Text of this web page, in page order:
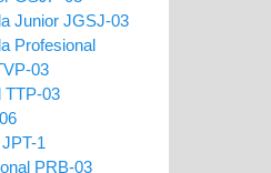
Junior JGSJ-03
Profesional
03
TTP-03
1
PRB-03